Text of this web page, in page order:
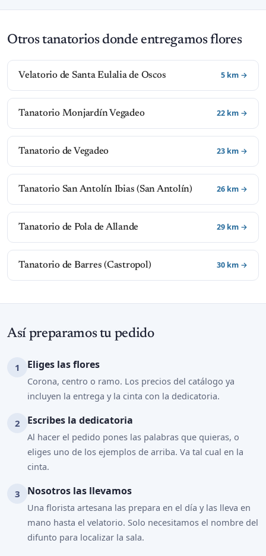
Otros tanatorios donde entregamos flores
Velatorio de Santa Eulalia de Oscos 5 km →
Tanatorio Monjardín Vegadeo 22 km →
Tanatorio de Vegadeo 23 km →
Tanatorio San Antolín Ibias (San Antolín) 26 km →
Tanatorio de Pola de Allande 29 km →
Tanatorio de Barres (Castropol) 30 km →
Así preparamos tu pedido
Eliges las flores
Corona, centro o ramo. Los precios del catálogo ya
incluyen la entrega y la cinta con la dedicatoria.
Escribes la dedicatoria
Al hacer el pedido pones las palabras que quieras, o
eliges uno de los ejemplos de arriba. Va tal cual en la
cinta.
Nosotros las llevamos
Una florista artesana las prepara en el día y las lleva en
mano hasta el velatorio. Solo necesitamos el nombre del
difunto para localizar la sala.